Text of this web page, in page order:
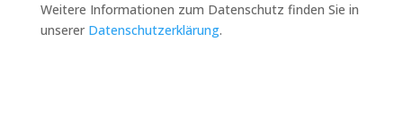
Weitere Informationen zum Datenschutz finden Sie in
unserer Datenschutzerklärung.